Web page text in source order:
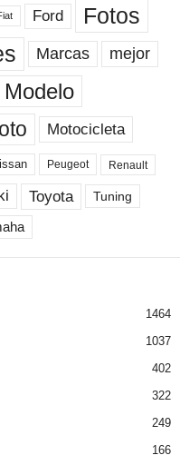
Ford Fotos
Marcas mejor
Modelo
Motocicleta
Peugeot Renault
Toyota Tuning
1464
1037
402
322
249
166